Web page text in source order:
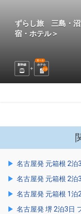
ずらし旅 三島・
宿・ホテル＞
新幹線 ホテル
選べる
2泊
名古屋発 元箱根 2泊
名古屋発 元箱根 2泊
名古屋発 元箱根 1泊
名古屋発 堺 2泊3日